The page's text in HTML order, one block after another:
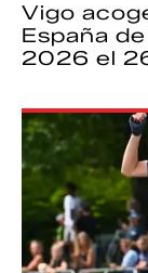
Vigo
España
2026 el